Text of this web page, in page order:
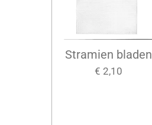
Stramien bladen
€ 2,10